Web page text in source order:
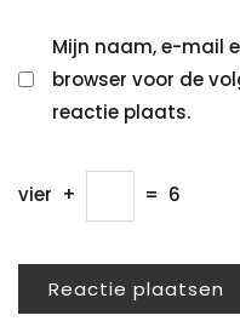
Mijn naam, e-mail
browser voor de
reactie plaats.
vier + = 6